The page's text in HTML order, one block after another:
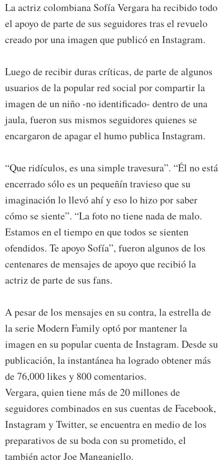
La actriz colombiana Sofía Vergara ha recibido todo
el apoyo de parte de sus seguidores tras el revuelo
creado por una imagen que publicó en Instagram.
Luego de recibir duras críticas, de parte de algunos
usuarios de la popular red social por compartir la
imagen de un niño -no identificado- dentro de una
jaula, fueron sus mismos seguidores quienes se
encargaron de apagar el humo publica Instagram.
“Que ridículos, es una simple travesura”. “Él no está
encerrado sólo es un pequeñín travieso que su
imaginación lo llevó ahí y eso lo hizo por saber
cómo se siente”. “La foto no tiene nada de malo.
Estamos en el tiempo en que todos se sienten
ofendidos. Te apoyo Sofía”, fueron algunos de los
centenares de mensajes de apoyo que recibió la
actriz de parte de sus fans.
A pesar de los mensajes en su contra, la estrella de
la serie Modern Family optó por mantener la
imagen en su popular cuenta de Instagram. Desde su
publicación, la instantánea ha logrado obtener más
de 76,000 likes y 800 comentarios.
Vergara, quien tiene más de 20 millones de
seguidores combinados en sus cuentas de Facebook,
Instagram y Twitter, se encuentra en medio de los
preparativos de su boda con su prometido, el
también actor Joe Manganiello.